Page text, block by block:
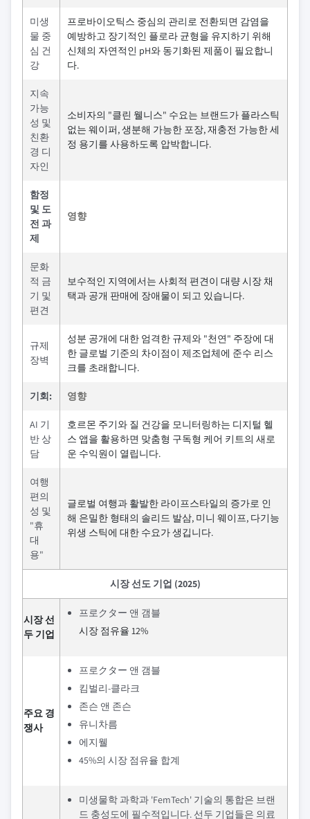
미생
물 중
심 건
강
프로바이오틱스 중심의 관리로 전환되면 감염을
예방하고 장기적인 플로라 균형을 유지하기 위해
신체의 자연적인 pH와 동기화된 제품이 필요합니
다.
지속
가능
성 및
친환
경 디
자인
소비자의 "클린 웰니스" 수요는 브랜드가 플라스틱
없는 웨이퍼, 생분해 가능한 포장, 재충전 가능한 세
정 용기를 사용하도록 압박합니다.
함정
및 도
전 과
제
영향
문화
적 금
기 및
편견
보수적인 지역에서는 사회적 편견이 대량 시장 채
택과 공개 판매에 장애물이 되고 있습니다.
규제
장벽
성분 공개에 대한 엄격한 규제와 "천연" 주장에 대
한 글로벌 기준의 차이점이 제조업체에 준수 리스
크를 초래합니다.
기회: 영향
AI 기
반 상
담
호르몬 주기와 질 건강을 모니터링하는 디지털 헬
스 앱을 활용하면 맞춤형 구독형 케어 키트의 새로
운 수익원이 열립니다.
여행
편의
성 및
"휴
대
용"
글로벌 여행과 활발한 라이프스타일의 증가로 인
해 은밀한 형태의 솔리드 발삼, 미니 웨이프, 다기능
위생 스틱에 대한 수요가 생깁니다.
시장 선도 기업 (2025)
시장 선
두 기업
프로クター 앤 갬블
시장 점유율 12%
주요 경
쟁사
프로クター 앤 갬블
킴벌리-클라크
존슨 앤 존슨
유니차름
에지웰
45%의 시장 점유율 합계
미생물학 과학과 'FemTech' 기술의 통합은 브랜
드 충성도에 필수적입니다. 선두 기업들은 의료